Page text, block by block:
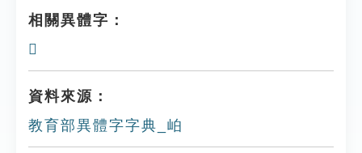
相關異體字：
𣶎
資料來源：
教育部異體字字典_岶